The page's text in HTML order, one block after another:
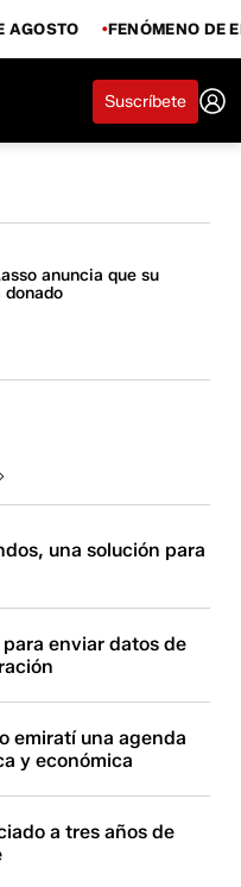
AGOSTO FENÓMENO DE
Suscríbete
anuncia que su
donado
una solución para
enviar datos de
emiratí una agenda
y económica
a tres años de